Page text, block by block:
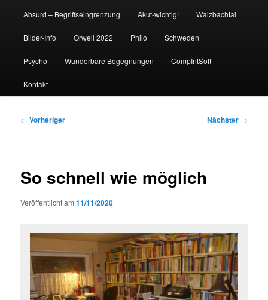
Absurd – Begriffseingrenzung Akut-wichtig! Walzbachtal
Bilder-Info Orwell 2022 Philo Schweden
Psycho Wunderbare Begegnungen CompIntSoft
Kontakt
Beitragsnavigation
← Vorheriger Nächster →
So schnell wie möglich
Veröffentlicht am11/11/2020